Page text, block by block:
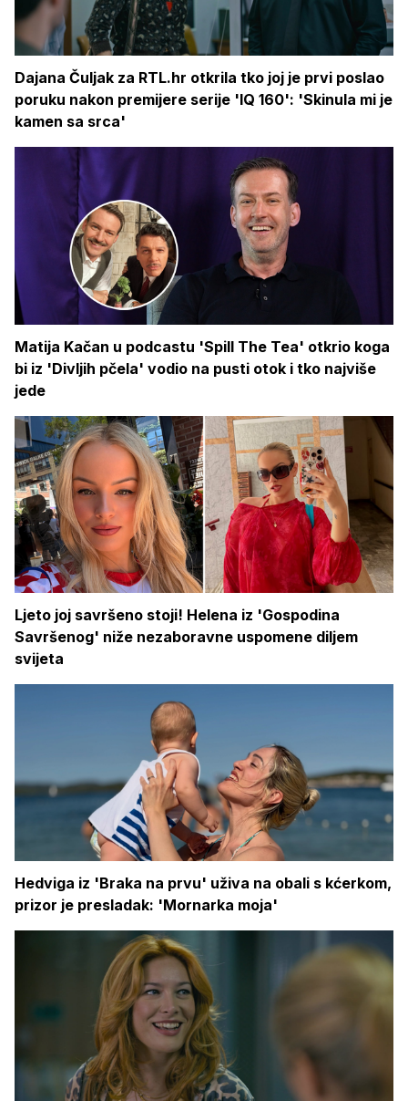
Dajana Čuljak za RTL.hr otkrila tko joj je prvi poslao
poruku nakon premijere serije 'IQ 160': 'Skinula mi je
kamen sa srca'
Matija Kačan u podcastu 'Spill The Tea' otkrio koga
bi iz 'Divljih pčela' vodio na pusti otok i tko najviše
jede
Ljeto joj savršeno stoji! Helena iz 'Gospodina
Savršenog' niže nezaboravne uspomene diljem
svijeta
Hedviga iz 'Braka na prvu' uživa na obali s kćerkom,
prizor je presladak: 'Mornarka moja'